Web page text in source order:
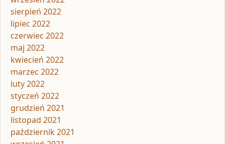
sierpień 2022
lipiec 2022
czerwiec 2022
maj 2022
kwiecień 2022
marzec 2022
luty 2022
styczeń 2022
grudzień 2021
listopad 2021
październik 2021